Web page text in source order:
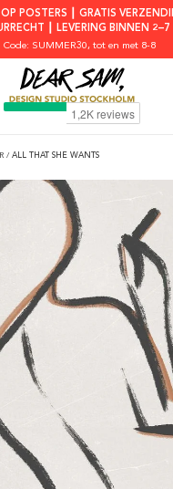
POSTERS ┃ GRATIS
┃ LEVERING BINNEN 2–7
Code: SUMMER30, tot en met 8-8
/ ALL THAT SHE WANTS